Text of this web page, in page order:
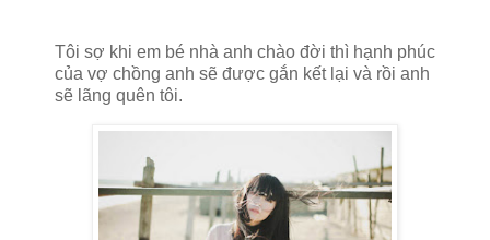
Tôi sợ khi em bé nhà anh chào đời thì hạnh phúc
của vợ chồng anh sẽ được gắn kết lại và rồi anh
sẽ lãng quên tôi.